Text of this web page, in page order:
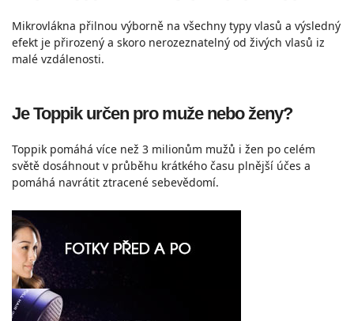
Mikrovlákna přilnou výborně na všechny typy vlasů a výsledný
efekt je přirozený a skoro nerozeznatelný od živých vlasů iz
malé vzdálenosti.
Je Toppik určen pro muže nebo ženy?
Toppik pomáhá více než 3 milionům mužů i žen po celém
světě dosáhnout v průběhu krátkého času plnější účes a
pomáhá navrátit ztracené sebevědomí.